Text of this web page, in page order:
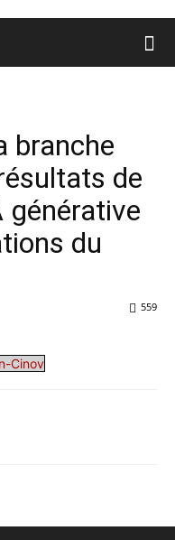
de
générative
du
559
Cinov